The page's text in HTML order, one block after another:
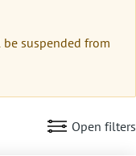
suspended from
Open filters